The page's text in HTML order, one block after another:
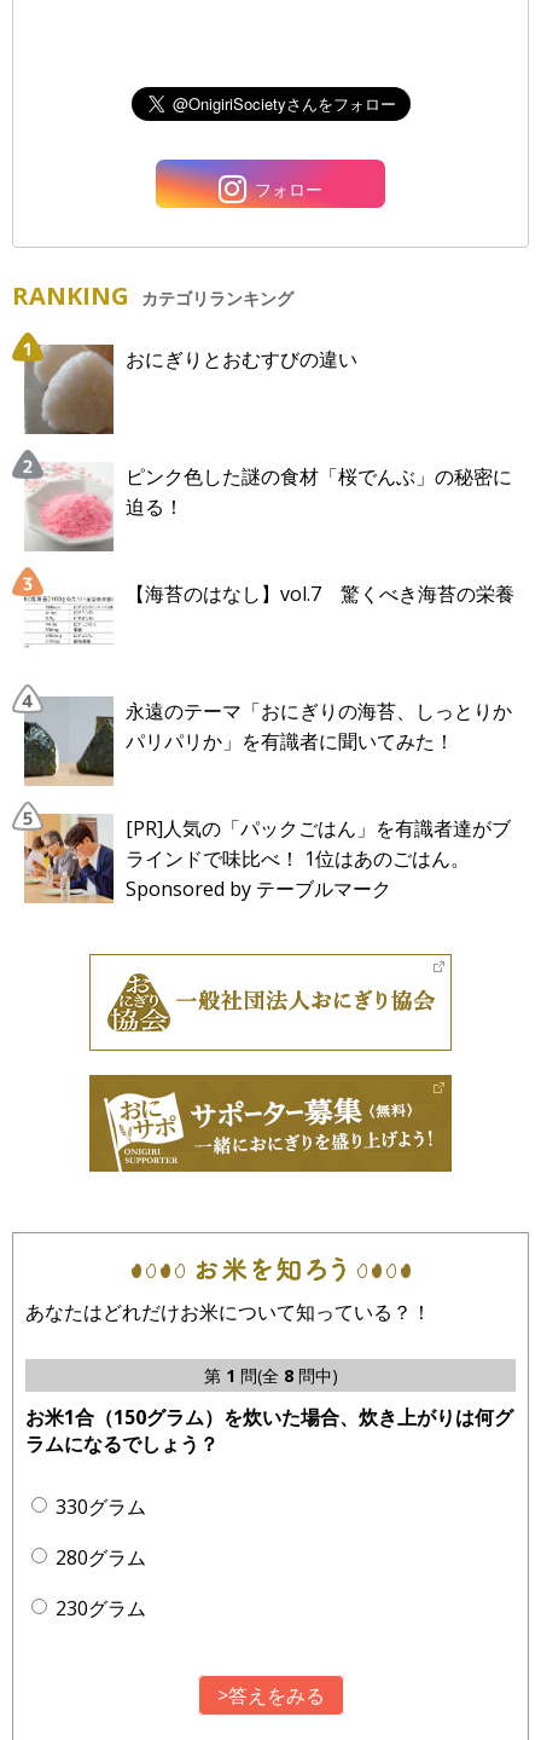
フォロー
RANKING カテゴリランキング
おにぎりとおむすびの違い
ピンク色した謎の食材「桜でんぶ」の秘密に
迫る！
【海苔のはなし】vol.7 驚くべき海苔の栄養
永遠のテーマ「おにぎりの海苔、しっとりか
パリパリか」を有識者に聞いてみた！
[PR]人気の「パックごはん」を有識者達がブ
ラインドで味比べ！ 1位はあのごはん。
Sponsored by テーブルマーク
あなたはどれだけお米について知っている？！
第 1 問(全 8問中)
お米1合（150グラム）を炊いた場合、炊き上がりは何グ
ラムになるでしょう？
330グラム
280グラム
230グラム
>答えをみる